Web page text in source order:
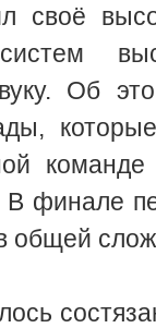
своё
Об
финале
общей